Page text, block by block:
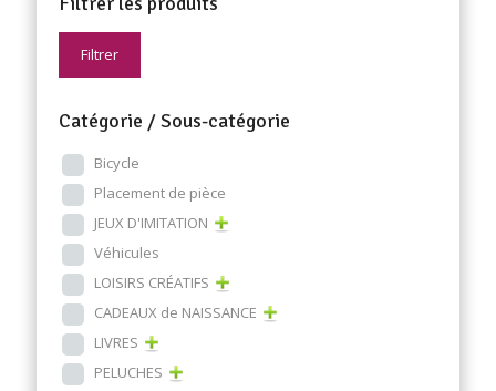
Filtrer
Catégorie / Sous-catégorie
Bicycle
Placement de pièce
JEUX D'IMITATION
Véhicules
LOISIRS CRÉATIFS
CADEAUX de NAISSANCE
LIVRES
PELUCHES